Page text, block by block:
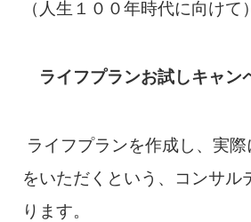
（人生１００年時代に向けて）
ライフプランお試しキャン
ライフプランを作成し、実
をいただくという、コンサ
ります。